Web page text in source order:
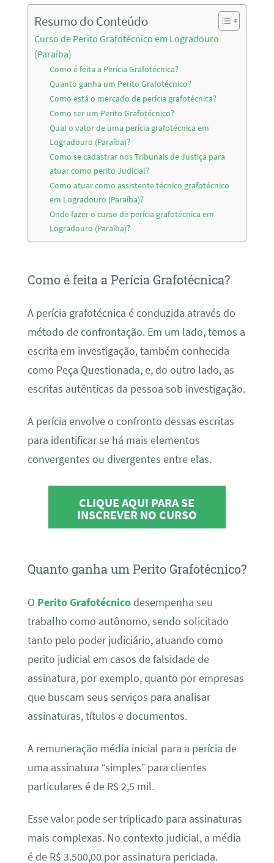
Resumo do Conteúdo
Curso de Perito Grafotécnico em Logradouro
(Paraíba)
Como é feita a Perícia Grafotécnica?
Quanto ganha um Perito Grafotécnico?
Como está o mercado de perícia grafotécnica?
Como ser um Perito Grafotécnico?
Qual o valor de uma perícia grafotécnica em
Logradouro (Paraíba)?
Como se cadastrar nos Tribunais de Justiça para
atuar como perito Judicial?
Como atuar como assistente técnico grafotécnico
em Logradouro (Paraíba)?
Onde fazer o curso de perícia grafotécnica em
Logradouro (Paraíba)?
Como é feita a Perícia Grafotécnica?
A perícia grafotécnica é conduzida através do
método de confrontação. Em um lado, temos a
escrita em investigação, também conhecida
como Peça Questionada, e, do outro lado, as
escritas autênticas da pessoa sob investigação.
A perícia envolve o confronto dessas escritas
para identificar se há mais elementos
convergentes ou divergentes entre elas.
CLIQUE AQUI PARA SE
INSCREVER NO CURSO
Quanto ganha um Perito Grafotécnico?
O Perito Grafotécnicodesempenha seu
trabalho como autônomo, sendo solicitado
tanto pelo poder judiciário, atuando como
perito judicial em casos de falsidade de
assinatura, por exemplo, quanto por empresas
que buscam seus serviços para analisar
assinaturas, títulos e documentos.
A remuneração média inicial para a perícia de
uma assinatura “simples” para clientes
particulares é de R$ 2,5 mil.
Esse valor pode ser triplicado para assinaturas
mais complexas. No contexto judicial, a média
é de R$ 3.500,00 por assinatura periciada.